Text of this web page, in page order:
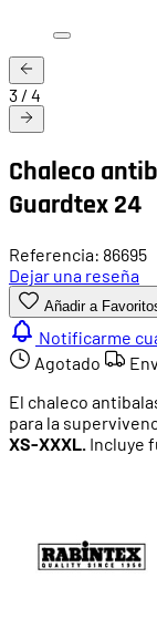
3 / 4
Chaleco
Guardtex 24
Referencia: 86695
Dejar una reseña
Añadir a
Notificarme
Agotado
El chaleco
para la
XS-XXXL. Incluye